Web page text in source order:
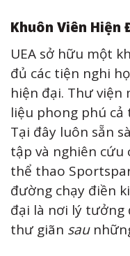
Khuôn Viên Hiện
UEA sở hữu một
đủ các tiện nghi
hiện đại. Thư viện
liệu phong phú
Tại đây luôn sẵn
tập và nghiên cứu
thể thao
đường chạy điền
đại là nơi lý tưởng
thư giãn sau